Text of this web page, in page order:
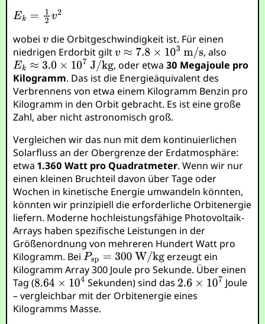
wobei die Orbitgeschwindigkeit ist. Für einen
niedrigen Erdorbit gilt
, also
, oder etwa30 Megajoule pro
Kilogramm. Das ist die Energieäquivalent des
Verbrennens von etwa einem Kilogramm Benzin pro
Kilogramm in den Orbit gebracht. Es ist eine große
Zahl, aber nicht astronomisch groß.
Vergleichen wir das nun mit dem kontinuierlichen
Solarfluss an der Obergrenze der Erdatmosphäre:
etwa1.360 Watt pro Quadratmeter. Wenn wir nur
einen kleinen Bruchteil davon über Tage oder
Wochen in kinetische Energie umwandeln könnten,
könnten wir prinzipiell die erforderliche Orbitenergie
liefern. Moderne hochleistungsfähige Photovoltaik-
Arrays haben spezifische Leistungen in der
Größenordnung von mehreren Hundert Watt pro
Kilogramm. Bei
erzeugt ein
Kilogramm Array 300 Joule pro Sekunde. Über einen
Tag (
Sekunden) sind das
Joule
– vergleichbar mit der Orbitenergie eines
Kilogramms Masse.